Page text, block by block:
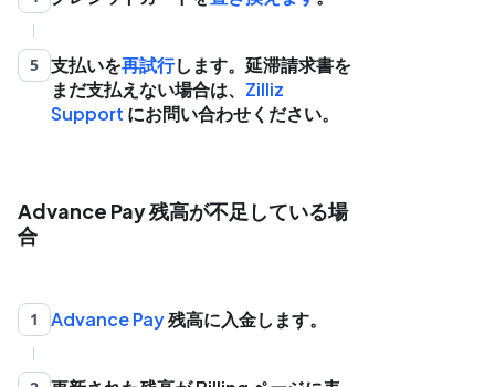
5 支払いを再試行します。延滞請求書を
まだ支払えない場合は、 Zilliz
Support にお問い合わせください。
Advance Pay 残高が不足している場
合
1 Advance Pay残高に入金します。